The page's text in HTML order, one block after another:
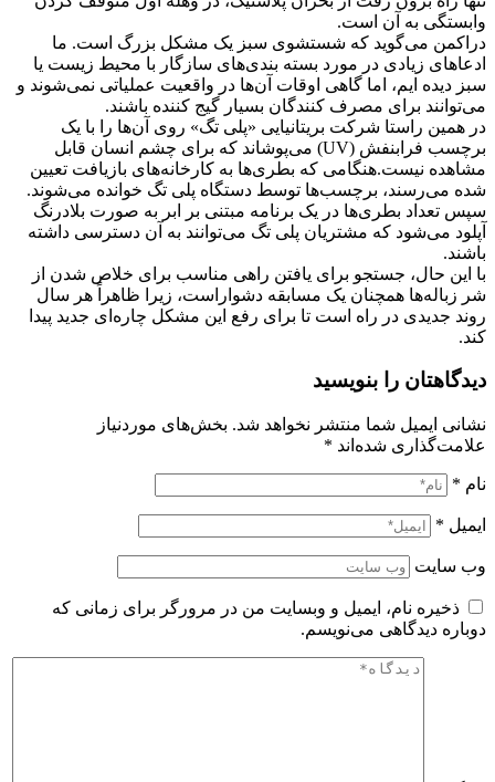
وابستگی به آن است.
دراکمن می‌گوید که شستشوی سبز یک مشکل بزرگ است. ما
ادعا‌های زیادی در مورد بسته بندی‌های سازگار با محیط زیست یا
سبز دیده ایم، اما گاهی اوقات آن‌ها در واقعیت عملیاتی نمی‌شوند و
می‌توانند برای مصرف کنندگان بسیار گیج کننده باشند.
در همین راستا شرکت بریتانیایی «پلی تگ» روی آن‌ها را با یک
برچسب فرابنفش (UV) می‌پوشاند که برای چشم انسان قابل
مشاهده نیست.هنگامی که بطری‌ها به کارخانه‌های بازیافت تعیین
شده می‌رسند، برچسب‌ها توسط دستگاه پلی تگ خوانده می‌شوند.
سپس تعداد بطری‌ها در یک برنامه مبتنی بر ابر به صورت بلادرنگ
آپلود می‌شود که مشتریان پلی تگ می‌توانند به آن دسترسی داشته
باشند.
با این حال، جستجو برای یافتن راهی مناسب برای خلاص شدن از
شر زباله‌ها همچنان یک مسابقه دشواراست، زیرا ظاهراً هر سال
روند جدیدی در راه است تا برای رفع این مشکل چاره‌ای جدید پیدا
کند.
دیدگاهتان را بنویسید
نشانی ایمیل شما منتشر نخواهد شد. بخش‌های موردنیاز
علامت‌گذاری شده‌اند *
نام *
ایمیل *
وب‌ سایت
ذخیره نام، ایمیل و وبسایت من در مرورگر برای زمانی که
دوباره دیدگاهی می‌نویسم.